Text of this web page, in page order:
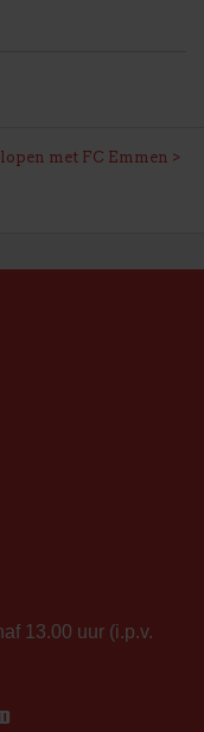
met FC Emmen
13.00 uur (i.p.v.